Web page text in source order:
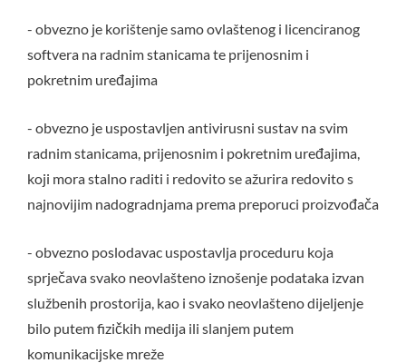
- obvezno je korištenje samo ovlaštenog i licenciranog
softvera na radnim stanicama te prijenosnim i
pokretnim uređajima
- obvezno je uspostavljen antivirusni sustav na svim
radnim stanicama, prijenosnim i pokretnim uređajima,
koji mora stalno raditi i redovito se ažurira redovito s
najnovijim nadogradnjama prema preporuci proizvođača
- obvezno poslodavac uspostavlja proceduru koja
sprječava svako neovlašteno iznošenje podataka izvan
službenih prostorija, kao i svako neovlašteno dijeljenje
bilo putem fizičkih medija ili slanjem putem
komunikacijske mreže